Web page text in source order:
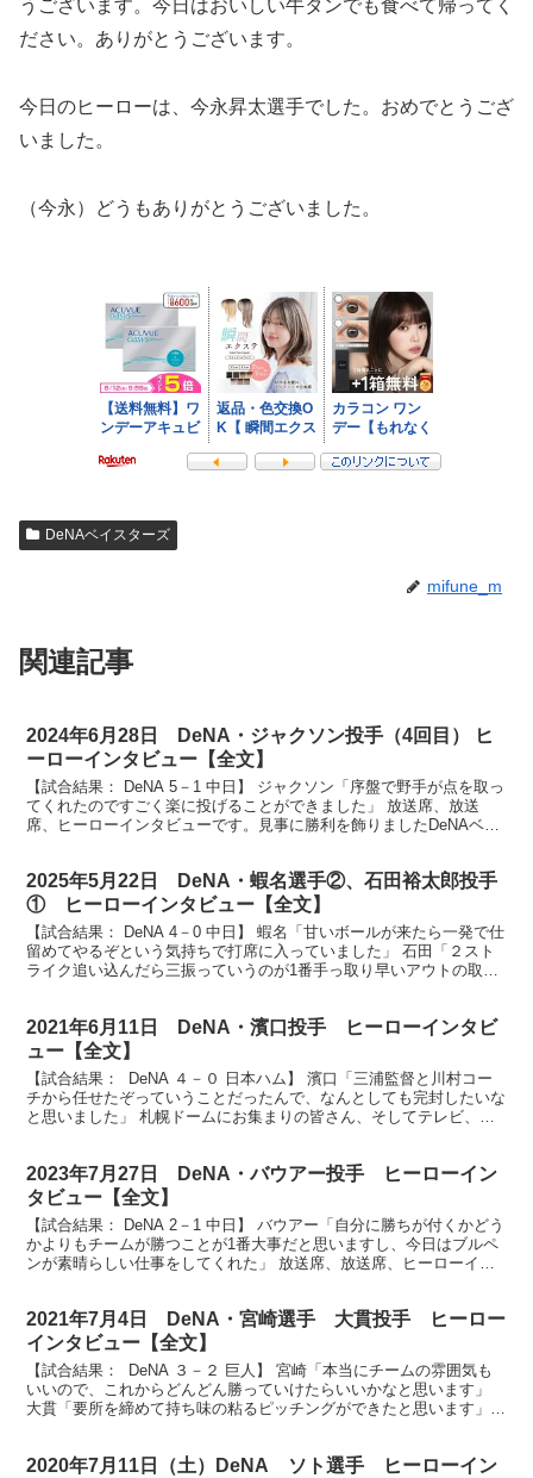
うございます。今日はおいしい牛タンでも食べて帰ってく
ださい。ありがとうございます。
今日のヒーローは、今永昇太選手でした。おめでとうござ
いました。
（今永）どうもありがとうございました。
DeNAベイスターズ
mifune_m
関連記事
2024年6月28日 DeNA・ジャクソン投手（4回目） ヒ
ーローインタビュー【全文】
【試合結果： DeNA 5－1 中日】 ジャクソン「序盤で野手が点を取っ
てくれたのですごく楽に投げることができました」 放送席、放送
席、ヒーローインタビューです。見事に勝利を飾りましたDeNAベイ
2025年5月22日 DeNA・蝦名選手②、石田裕太郎投手
① ヒーローインタビュー【全文】
【試合結果： DeNA 4－0 中日】 蝦名「甘いボールが来たら一発で仕
留めてやるぞという気持ちで打席に入っていました」 石田「２スト
ライク追い込んだら三振っていうのが1番手っ取り早いアウトの取り
2021年6月11日 DeNA・濱口投手 ヒーローインタビ
ュー【全文】
【試合結果： DeNA ４－０ 日本ハム】 濱口「三浦監督と川村コー
チから任せたぞっていうことだったんで、なんとしても完封したいな
と思いました」 札幌ドームにお集まりの皆さん、そしてテレビ、ラ
2023年7月27日 DeNA・バウアー投手 ヒーローイン
タビュー【全文】
【試合結果： DeNA 2－1 中日】 バウアー「自分に勝ちが付くかどう
かよりもチームが勝つことが1番大事だと思いますし、今日はブルペ
ンが素晴らしい仕事をしてくれた」 放送席、放送席、ヒーローイン
2021年7月4日 DeNA・宮崎選手 大貫投手 ヒーロー
インタビュー【全文】
【試合結果： DeNA ３－２ 巨人】 宮崎「本当にチームの雰囲気も
いいので、これからどんどん勝っていけたらいいかなと思います」
大貫「要所を締めて持ち味の粘るピッチングができたと思います」
2020年7月11日（土）DeNA ソト選手 ヒーローイン